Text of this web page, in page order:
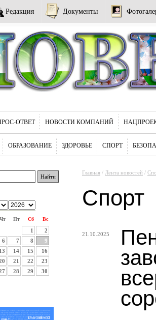
Редакция Документы
ОТВЕТ НОВОСТИ КОМПАНИЙ
ОБРАЗОВАНИЕ ЗДОРОВЬЕ СПОРТ
Чт Пт Сб Вс
1
2
6 7 8
9
13 14 15
16
21 22
23
28 29
30
Главная / Лента новостей /
Спорт
21.10.2025